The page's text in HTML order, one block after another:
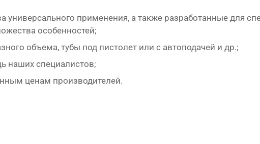
универсального применения, а также разработанные для
особенностей;
объема, тубы под пистолет или с автоподачей и др.;
наших специалистов;
ценам производителей.